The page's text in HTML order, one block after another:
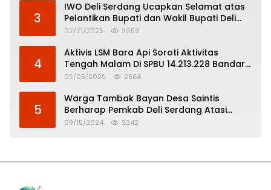
3
IWO Deli Serdang Ucapkan Selamat atas
Pelantikan Bupati dan Wakil Bupati Deli
Serdang
02/21/2025 3059
4
Aktivis LSM Bara Api Soroti Aktivitas
Tengah Malam Di SPBU 14.213.228 Bandar
Tinggi
05/05/2025 2868
5
Warga Tambak Bayan Desa Saintis
Berharap Pemkab Deli Serdang Atasi
Banjir
09/15/2024 2342